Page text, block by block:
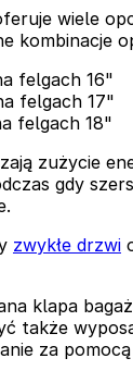
wiele
kombinacje
felgach 16"
felgach 17"
felgach 18"
zużycie
gdy
zwykłe drzwi
klapa
także
za